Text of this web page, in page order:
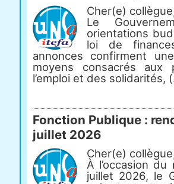
Cher(e)
Le
orientations
loi de
annonces confirment
moyens consacrés
l’emploi et des solidarités,
Fonction Publique :
juillet 2026
Cher(e)
À l’occasion
juillet 2026, le